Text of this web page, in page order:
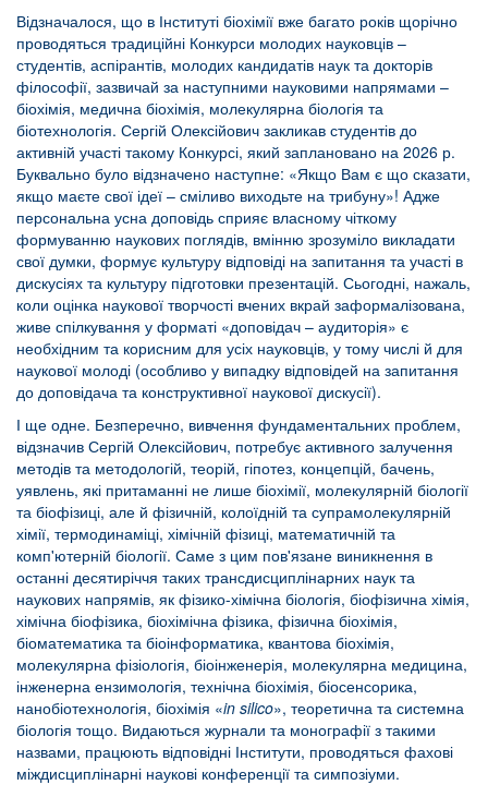
Відзначалося, що в Інституті біохімії вже багато років щорічно
проводяться традиційні Конкурси молодих науковців –
студентів, аспірантів, молодих кандидатів наук та докторів
філософії, зазвичай за наступними науковими напрямами –
біохімія, медична біохімія, молекулярна біологія та
біотехнологія. Сергій Олексійович закликав студентів до
активній участі такому Конкурсі, який заплановано на 2026 р.
Буквально було відзначено наступне: «Якщо Вам є що сказати,
якщо маєте свої ідеї – сміливо виходьте на трибуну»! Адже
персональна усна доповідь сприяє власному чіткому
формуванню наукових поглядів, вмінню зрозуміло викладати
свої думки, формує культуру відповіді на запитання та участі в
дискусіях та культуру підготовки презентацій. Сьогодні, нажаль,
коли оцінка наукової творчості вчених вкрай заформалізована,
живе спілкування у форматі «доповідач – аудиторія» є
необхідним та корисним для усіх науковців, у тому числі й для
наукової молоді (особливо у випадку відповідей на запитання
до доповідача та конструктивної наукової дискусії).
І ще одне. Безперечно, вивчення фундаментальних проблем,
відзначив Сергій Олексійович, потребує активного залучення
методів та методологій, теорій, гіпотез, концепцій, бачень,
уявлень, які притаманні не лише біохімії, молекулярній біології
та біофізиці, але й фізичній, колоїдній та супрамолекулярній
хімії, термодинаміці, хімічній фізиці, математичній та
комп'ютерній біології. Саме з цим пов'язане виникнення в
останні десятиріччя таких трансдисциплінарних наук та
наукових напрямів, як фізико-хімічна біологія, біофізична хімія,
хімічна біофізика, біохімічна фізика, фізична біохімія,
біоматематика та біоінформатика, квантова біохімія,
молекулярна фізіологія, біоінженерія, молекулярна медицина,
інженерна ензимологія, технічна біохімія, біосенсорика,
нанобіотехнологія, біохімія «in silico», теоретична та системна
біологія тощо. Видаються журнали та монографії з такими
назвами, працюють відповідні Інститути, проводяться фахові
міждисциплінарні наукові конференції та симпозіуми.